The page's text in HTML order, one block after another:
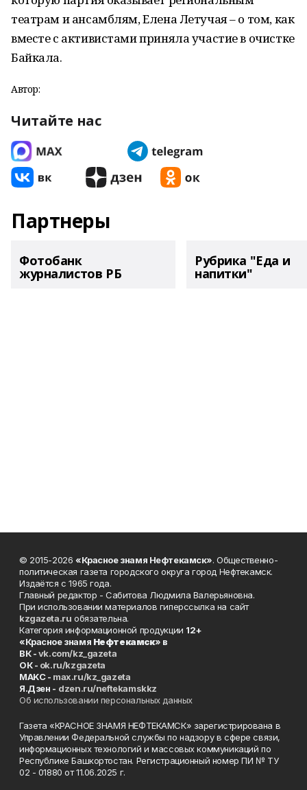
театрам и ансамблям, Елена Летучая – о том, как
вместе с активистами приняла участие в очистке
Байкала.
Автор:
Читайте нас
Партнеры
Фотобанк
журналистов РБ
Рубрика "Еда и
напитки"
© 2015-2026 «Красное знамя Нефтекамск». Общественно-
политическая газета городского округа город Нефтекамск.
Издаётся с 1965 года.
Главный редактор - Сабитова Людмила Валерьяновна.
При использовании материалов гиперссылка на сайт
kzgazeta.ru обязательна.
Категория информационной продукции 12+
«Красное знамя Нефтекамск» в
ВК -vk.com/kz_gazeta
ОК - ok.ru/kzgazeta
MAKC - max.ru/kz_gazeta
Я.Дзен - dzen.ru/neftekamskkz
Об использовании персональных данных
Газета «КРАСНОЕ ЗНАМЯ НЕФТЕКАМСК» зарегистрирована в
Управлении Федеральной службы по надзору в сфере связи,
информационных технологий и массовых коммуникаций по
Республике Башкортостан. Регистрационный номер ПИ № ТУ
02 - 01880 от 11.06.2025 г.